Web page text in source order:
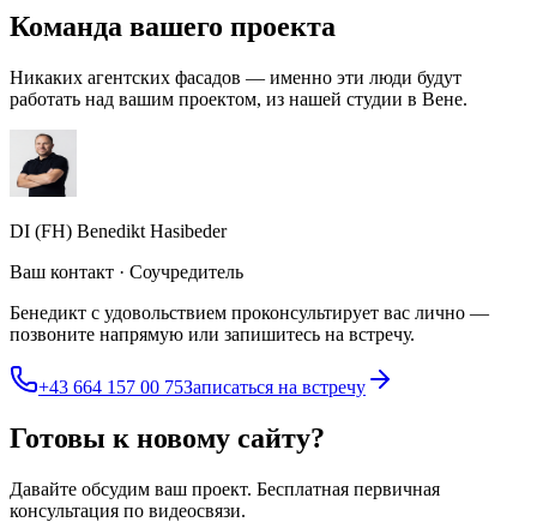
Команда вашего проекта
Никаких агентских фасадов — именно эти люди будут
работать над вашим проектом, из нашей студии в Вене.
DI (FH) Benedikt Hasibeder
Ваш контакт · Соучредитель
Бенедикт с удовольствием проконсультирует вас лично —
позвоните напрямую или запишитесь на встречу.
+43 664 157 00 75Записаться на встречу
Готовы к новому сайту?
Давайте обсудим ваш проект. Бесплатная первичная
консультация по видеосвязи.